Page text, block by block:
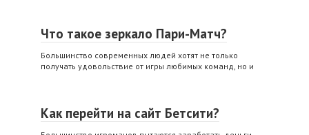
Что такое зеркало Пари-Матч?
Большинство современных людей хотят не только
получать удовольствие от игры любимых команд, но и
Как перейти на сайт Бетсити?